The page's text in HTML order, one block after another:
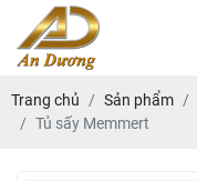
Trang chủ Sản phẩm
Tủ sấy Memmert